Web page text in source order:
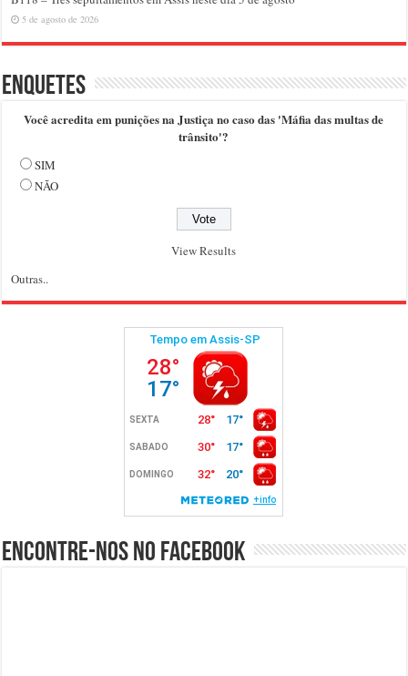
5 de agosto de 2026
Enquetes
Você acredita em punições na Justiça no caso das 'Máfia das multas de
trânsito'?
SIM
NÃO
View Results
Outras..
Encontre-nos no Facebook